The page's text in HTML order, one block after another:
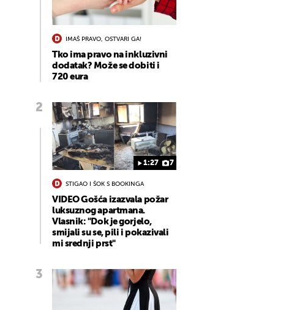
IMAŠ PRAVO, OSTVARI GA!
Tko ima pravo na inkluzivni
dodatak? Može se dobiti i
720 eura
1:27 7
STIGAO I ŠOK S BOOKINGA
VIDEO Gošća izazvala požar
luksuznog apartmana.
Vlasnik: "Dok je gorjelo,
smijali su se, pili i pokazivali
mi srednji prst"